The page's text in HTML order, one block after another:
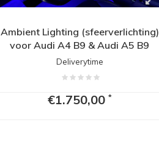
Ambient Lighting (sfeerverlichting)
voor Audi A4 B9 & Audi A5 B9
Deliverytime
€1.750,00 *